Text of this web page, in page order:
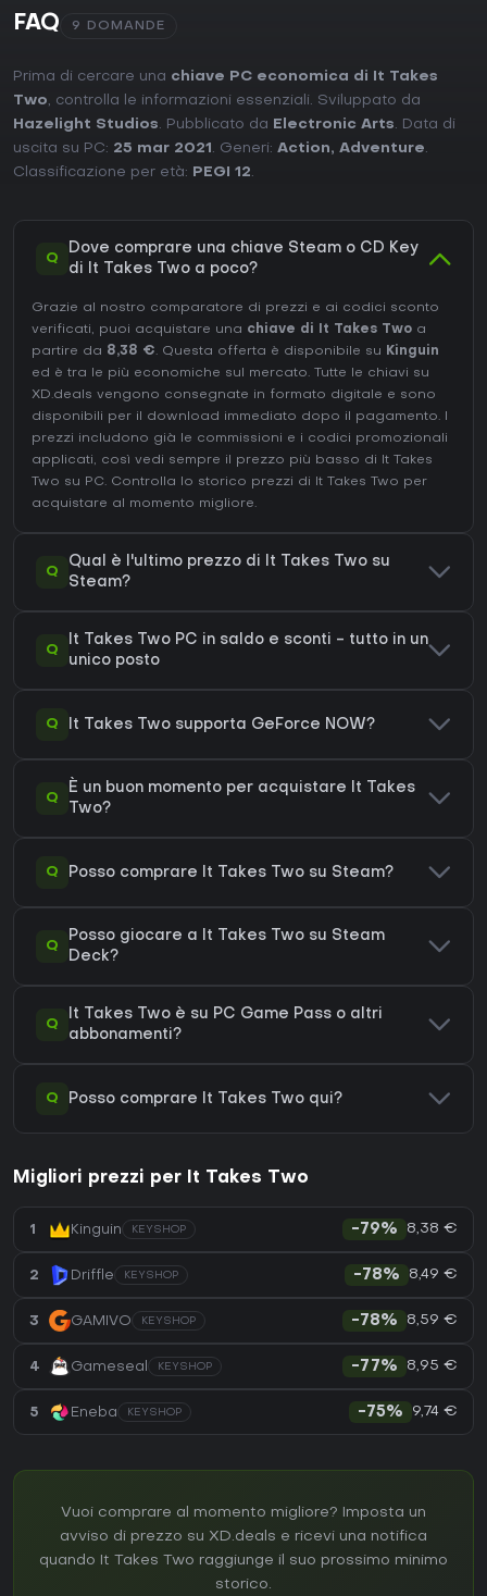
FAQ 9 DOMANDE
Prima di cercare una chiave PC economica di It Takes
Two, controlla le informazioni essenziali. Sviluppato da
Hazelight Studios. Pubblicato da Electronic Arts. Data di
uscita su PC: 25 mar 2021 . Generi: Action, Adventure.
Classificazione per età:
PEGI 12.
Q
Dove comprare una chiave Steam o CD Key
di It Takes Two a poco?
Grazie al nostro comparatore di prezzi e ai codici sconto
verificati, puoi acquistare una chiave di It Takes Two a
partire da 8,38 €. Questa offerta è disponibile su Kinguin
ed è tra le più economiche sul mercato. Tutte le chiavi su
XD.deals vengono consegnate in formato digitale e sono
disponibili per il download immediato dopo il pagamento. I
prezzi includono già le commissioni e i codici promozionali
applicati, così vedi sempre il prezzo più basso di It Takes
Two su PC. Controlla lo storico prezzi di It Takes Two per
acquistare al momento migliore.
Q
Qual è l'ultimo prezzo di It Takes Two su
Steam?
Q
It Takes Two PC in saldo e sconti - tutto in un
unico posto
Q It Takes Two supporta GeForce NOW?
Q
È un buon momento per acquistare It Takes
Two?
Q Posso comprare It Takes Two su Steam?
Q
Posso giocare a It Takes Two su Steam
Deck?
Q
It Takes Two è su PC Game Pass o altri
abbonamenti?
Q Posso comprare It Takes Two qui?
Migliori prezzi per It Takes Two
1 Kinguin KEYSHOP -79% 8,38 €
2 Driffle KEYSHOP -78% 8,49 €
3 GAMIVO KEYSHOP -78% 8,59 €
4 Gameseal KEYSHOP -77% 8,95 €
5 Eneba KEYSHOP -75% 9,74 €
Vuoi comprare al momento migliore? Imposta un
avviso di prezzo su XD.deals e ricevi una notifica
quando It Takes Two raggiunge il suo prossimo minimo
storico.